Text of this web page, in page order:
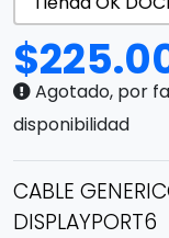
$
Agotado, por
disponibilidad
CABLE
DISPLAYPORT6